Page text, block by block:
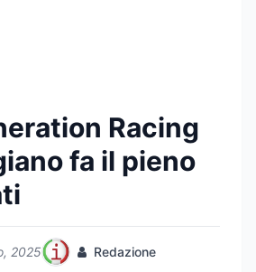
Racing
fa il pieno
2025 Redazione